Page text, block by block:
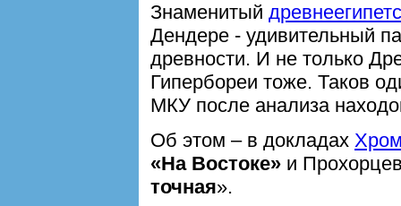
Знаменитый
Дендере - удивительный
древности. И не только
Гипербореи тоже. Таков
МКУ после анализа
Об этом – в докладах
«На Востоке» и
точная».